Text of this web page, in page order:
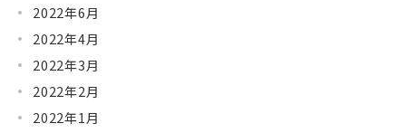
2022年6月
2022年4月
2022年3月
2022年2月
2022年1月